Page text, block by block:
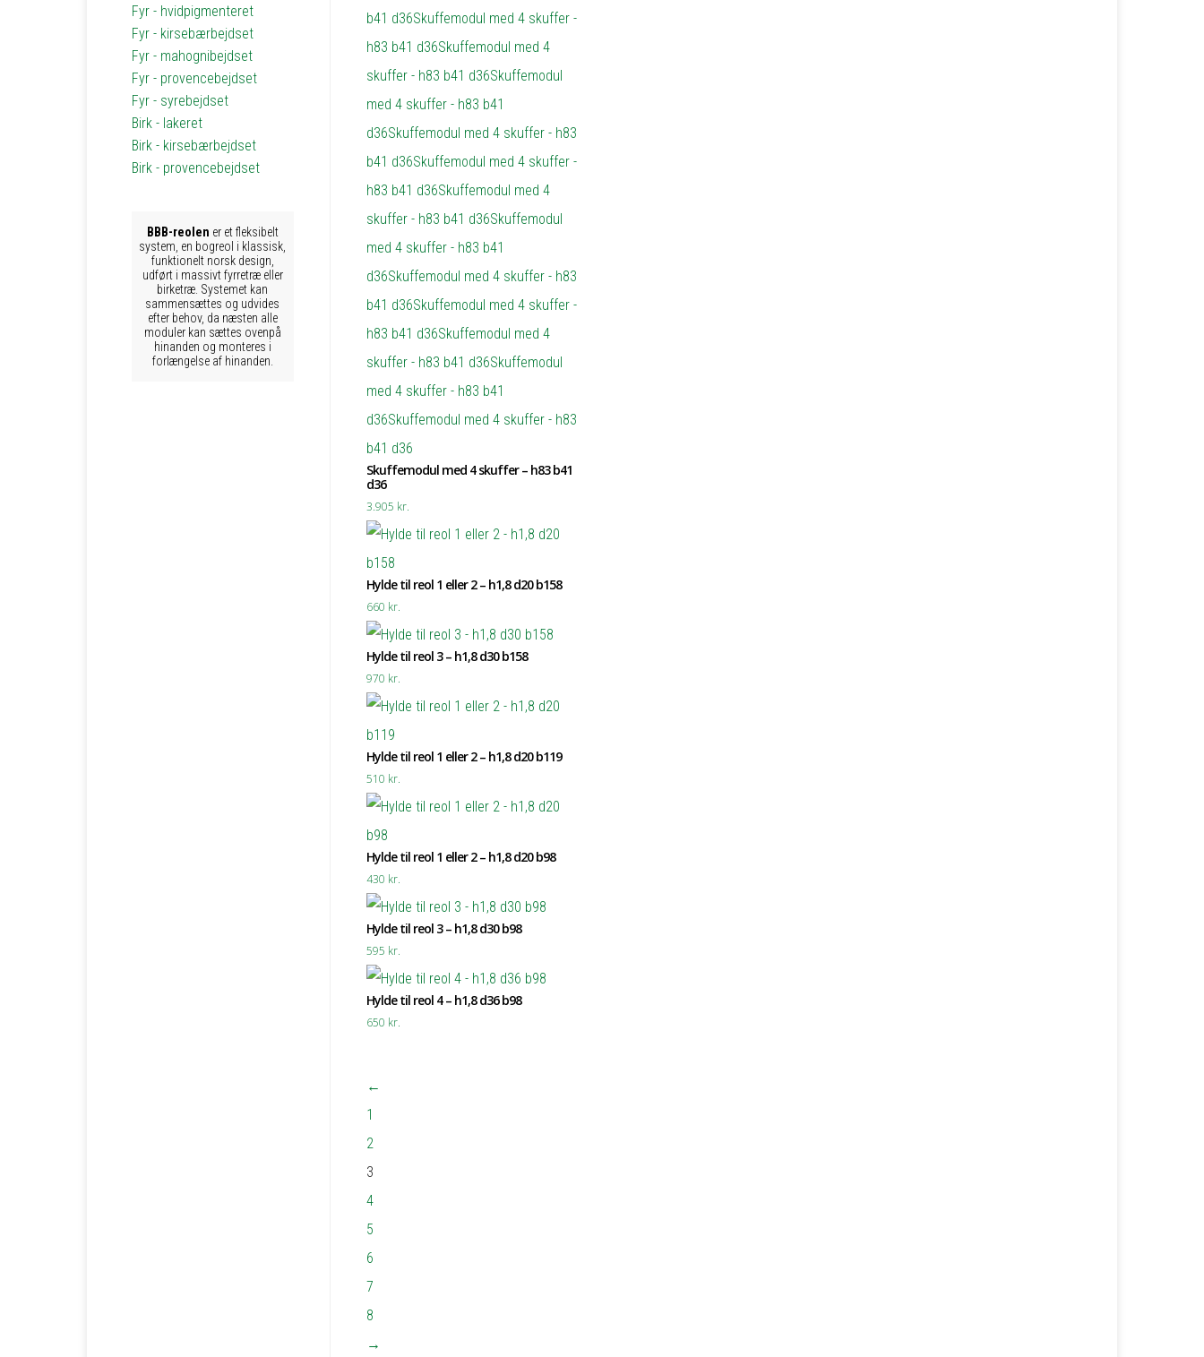
Skuffemodul med 4 skuffer – h83 b41
d36
3.905 kr.
Hylde til reol 1 eller 2 – h1,8 d20 b158
660 kr.
Hylde til reol 3 – h1,8 d30 b158
970 kr.
Hylde til reol 1 eller 2 – h1,8 d20 b119
510 kr.
Hylde til reol 1 eller 2 – h1,8 d20 b98
430 kr.
Hylde til reol 3 – h1,8 d30 b98
595 kr.
Hylde til reol 4 – h1,8 d36 b98
650 kr.
←
1
2
3
4
5
6
7
8
→
Fyr - hvidpigmenteret
Fyr - kirsebærbejdset
Fyr - mahognibejdset
Fyr - provencebejdset
Fyr - syrebejdset
Birk - lakeret
Birk - kirsebærbejdset
Birk - provencebejdset
BBB-reolen er et fleksibelt
system, en bogreol i klassisk,
funktionelt norsk design,
udført i massivt fyrretræ eller
birketræ. Systemet kan
sammensættes og udvides
efter behov, da næsten alle
moduler kan sættes ovenpå
hinanden og monteres i
forlængelse af hinanden.